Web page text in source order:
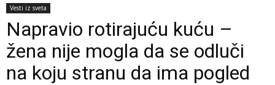
Vesti iz sveta
Napravio rotirajuću kuću –
žena nije mogla da se odluči
na koju stranu da ima pogled